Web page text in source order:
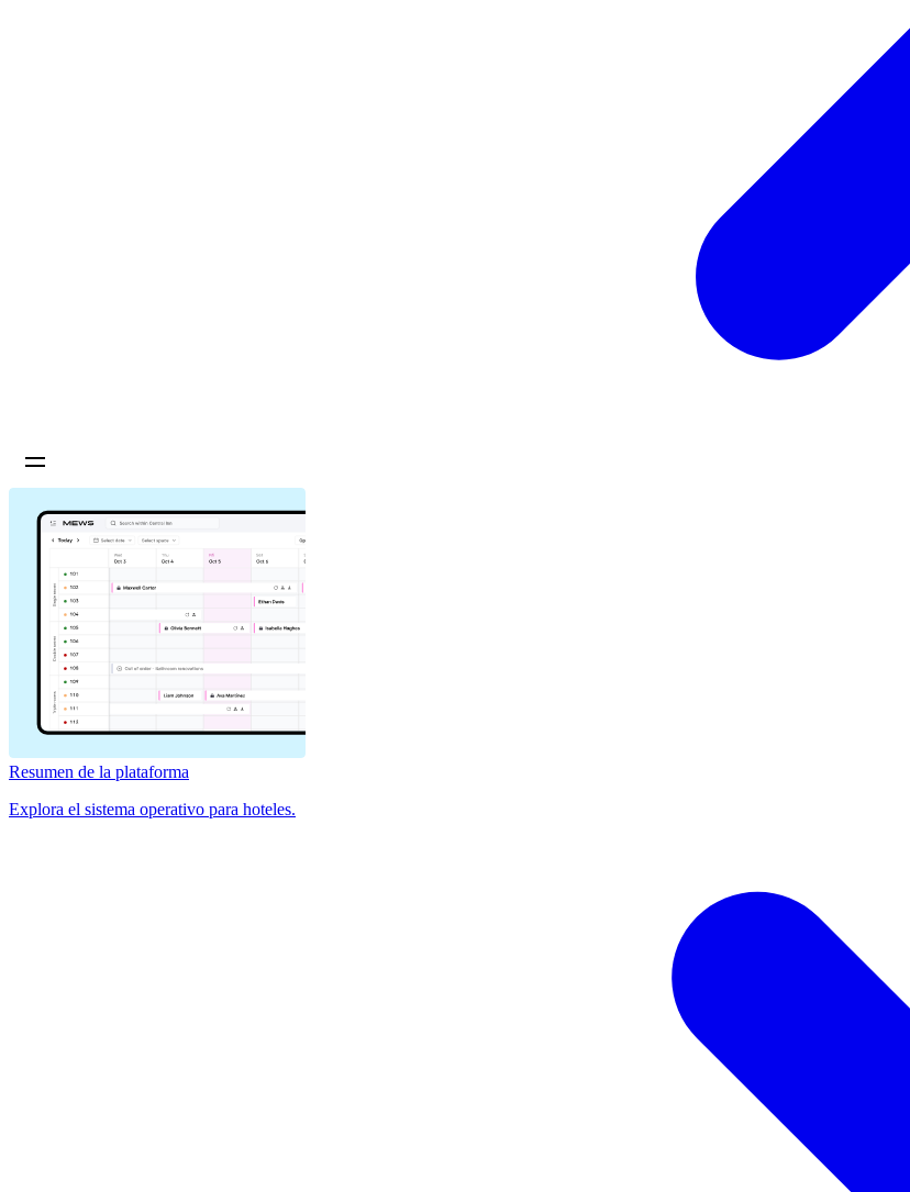
Resumen de la plataforma
Explora el sistema operativo para hoteles.